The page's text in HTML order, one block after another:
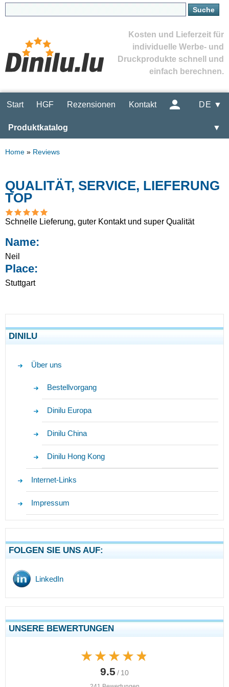
Kosten und Lieferzeit für
individuelle Werbe- und
Druckprodukte schnell und
einfach berechnen.
Start HGF Rezensionen Kontakt DE ▼
Produktkatalog ▼
Home » Reviews
QUALITÄT, SERVICE, LIEFERUNG
TOP
Schnelle Lieferung, guter Kontakt und super Qualität
Name:
Neil
Place:
Stuttgart
DINILU
Über uns
Bestellvorgang
Dinilu Europa
Dinilu China
Dinilu Hong Kong
Internet-Links
Impressum
FOLGEN SIE UNS AUF:
LinkedIn
UNSERE BEWERTUNGEN
★★★★★
★★★★★
9.5 / 10